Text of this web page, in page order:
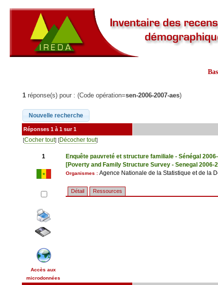
1 réponse(s) pour : (Code opération=sen-2006-2007-aes)
Réponses 1 à 1 sur 1
[Cocher tout] [Décocher tout]
1
Accès aux
microdonnées
Enquête pauvreté et structure familiale - Sénégal
[Poverty and Family Structure Survey - Senegal 2006-
Organismes : Agence Nationale de la Statistique et de la
Détail Ressources